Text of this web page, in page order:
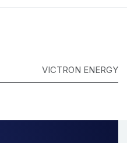
VICTRON ENERGY